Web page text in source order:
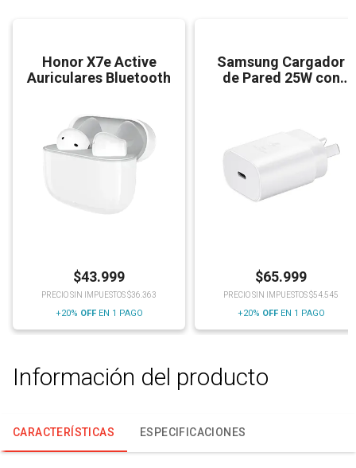
Honor X7e Active
Auriculares Bluetooth
$43.999
PRECIO SIN IMPUESTOS $36.363
+20% OFFEN 1 PAGO
Samsung Cargador
de Pared 25W con
$65.999
PRECIO SIN IMPUESTOS $54.545
+20% OFFEN 1 PAGO
Información del producto
CARACTERÍSTICAS ESPECIFICACIONES